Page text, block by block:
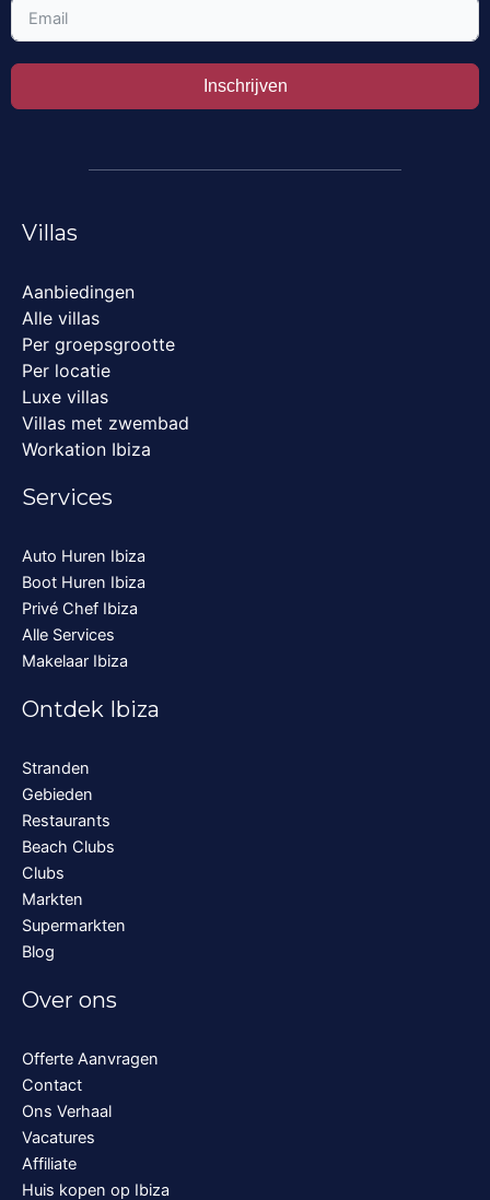
Inschrijven
Villas
Aanbiedingen
Alle villas
Per groepsgrootte
Per locatie
Luxe villas
Villas met zwembad
Workation Ibiza
Services
Auto Huren Ibiza
Boot Huren Ibiza
Privé Chef Ibiza
Alle Services
Makelaar Ibiza
Ontdek Ibiza
Stranden
Gebieden
Restaurants
Beach Clubs
Clubs
Markten
Supermarkten
Blog
Over ons
Offerte Aanvragen
Contact
Ons Verhaal
Vacatures
Affiliate
Huis kopen op Ibiza